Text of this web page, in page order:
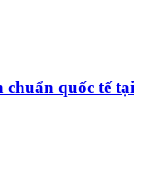
quốc tế tại